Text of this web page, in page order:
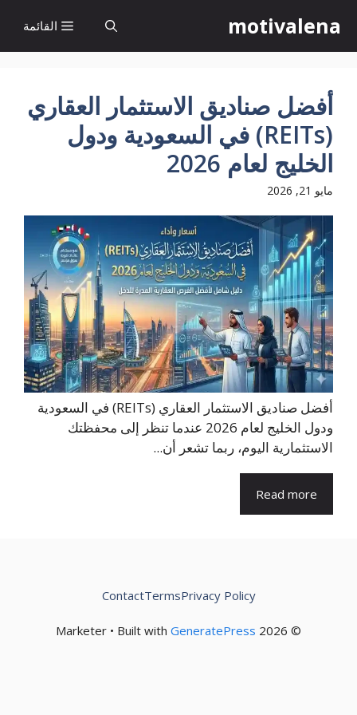
إلى
المحتوى
motivalena القائمة
أفضل صناديق الاستثمار العقاري
(REITs) في السعودية ودول
الخليج لعام 2026
مايو 21, 2026
أفضل صناديق الاستثمار العقاري (REITs) في السعودية
ودول الخليج لعام 2026 عندما تنظر إلى محفظتك
الاستثمارية اليوم، ربما تشعر أن...
Read more
© 2026 Marketer • Built with
GeneratePress
Privacy Policy
Terms
Contact